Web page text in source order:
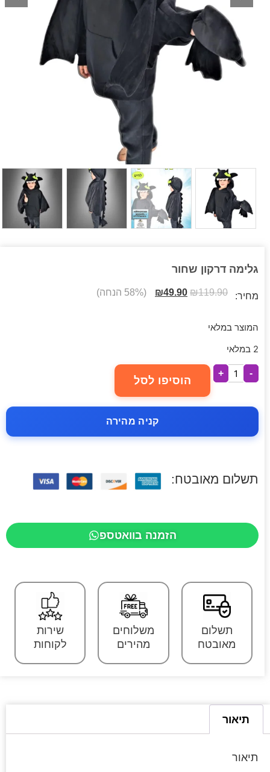
גלימה דרקון שחור
מחיר: ₪119.90
₪49.90 (58% הנחה)
המוצר במלאי
2 במלאי
-
+
הוסיפו לסל
קניה מהירה
תשלום מאובטח:
הזמנה בוואטספ
תשלום
מאובטח
משלוחים
מהירים
שירות
לקוחות
תיאור
תיאור